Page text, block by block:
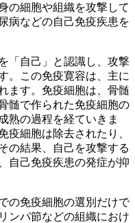
の細胞や組織を攻撃して
病などの自己免疫疾患を
「自己」と認識し、攻撃
。この免疫寛容は、主に
ます。免疫細胞は、骨髄
髄で作られた免疫細胞の
熟の過程を経ていきま
疫細胞は除去されたり、
の結果、自己を攻撃する
自己免疫疾患の発症が抑
の免疫細胞の選別だけで
ンパ節などの組織におけ